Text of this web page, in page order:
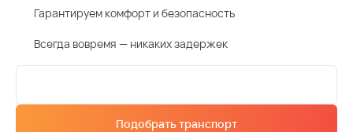
Гарантируем комфорт и безопасность
Всегда вовремя — никаких задержек
Подобрать транспорт